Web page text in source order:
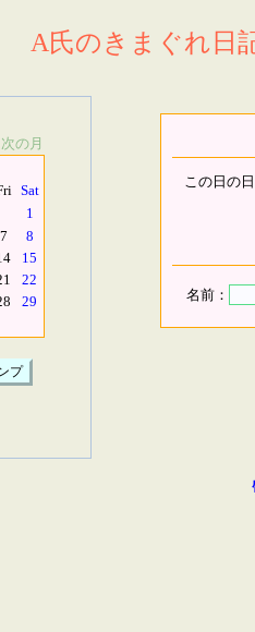
A氏のきまぐれ日
次の月
Sat
1
7
8
15
22
29
この日の
名前：